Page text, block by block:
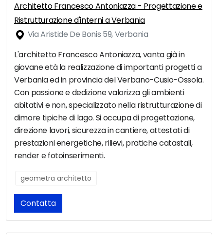
Architetto Francesco Antoniazza - Progettazione e
Ristrutturazione d'interni a Verbania
Via Aristide De Bonis 59, Verbania
L'architetto Francesco Antoniazza, vanta già in
giovane età la realizzazione di importanti progetti a
Verbania ed in provincia del Verbano-Cusio-Ossola.
Con passione e dedizione valorizza gli ambienti
abitativi e non, specializzato nella ristrutturazione di
dimore tipiche di lago. Si occupa di progettazione,
direzione lavori, sicurezza in cantiere, attestati di
prestazioni energetiche, rilievi, pratiche catastali,
render e fotoinserimenti.
geometra architetto
Contatta